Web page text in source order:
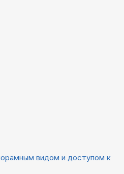
видом и доступом к